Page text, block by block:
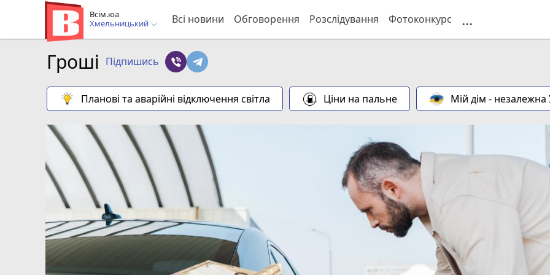
Всім.юа
Хмельницький
Всі новини Обговорення Розслідування Фотоконкурс ...
Гроші Підпишись
Планові та аварійні відключення світла Ціни на пальне Мій дім - незалежна